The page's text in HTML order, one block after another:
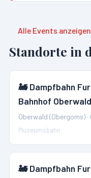
Alle Events
Standorte in
🚂 Dampfbahn
Bahnhof Oberwald
Oberwald (Obergoms) ·
Museumsbahn
🚂 Dampfbahn